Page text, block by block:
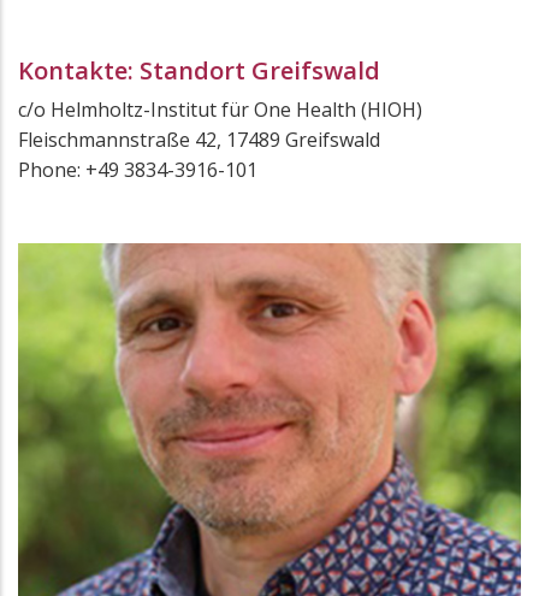
Kontakte: Standort Greifswald
c/o Helmholtz-Institut für One Health (HIOH)
Fleischmannstraße 42, 17489 Greifswald
Phone: +49 3834-3916-101